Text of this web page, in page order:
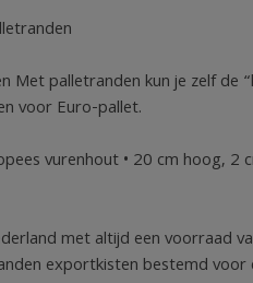
palletranden kun je zelf
voor Euro-pallet.
vurenhout • 20 cm hoog, 2
met altijd een voorraad
exportkisten bestemd